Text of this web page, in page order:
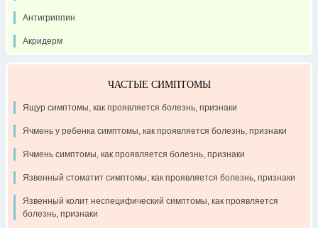
Антигриппин
Акридерм
ЧАСТЫЕ СИМПТОМЫ
Ящур симптомы, как проявляется болезнь, признаки
Ячмень у ребенка симптомы, как проявляется болезнь, признаки
Ячмень симптомы, как проявляется болезнь, признаки
Язвенный стоматит симптомы, как проявляется болезнь, признаки
Язвенный колит неспецифический симптомы, как проявляется
болезнь, признаки